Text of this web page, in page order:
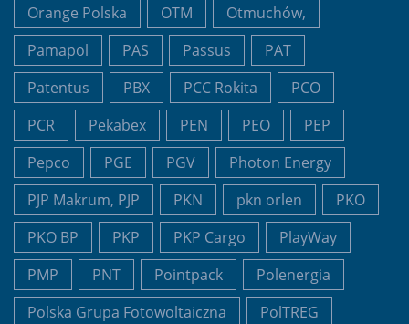
Orange Polska
OTM
Otmuchów,
Pamapol
PAS Passus
PAT
Patentus
PBX PCC Rokita
PCO
PCR
Pekabex PEN PEO
PEP
Pepco
PGE PGV
Photon Energy
PJP Makrum, PJP
PKN pkn orlen
PKO
PKO BP
PKP PKP Cargo
PlayWay
PMP
PNT Pointpack
Polenergia
Polska Grupa Fotowoltaiczna
PolTREG